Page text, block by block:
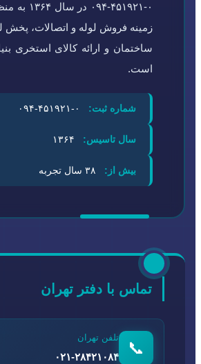
۰-۴۵۱۹۲۱-
زمینه فروش لوله و اتصالات، پخش
ساختمان و ارائه کالای استخری
است.
شماره ثبت:
سال تاسیس:
بیش از:
تماس با دفتر تهران
📞
تلفن تهران
۰۲۱-۲۸۴۲۱۰۸۴